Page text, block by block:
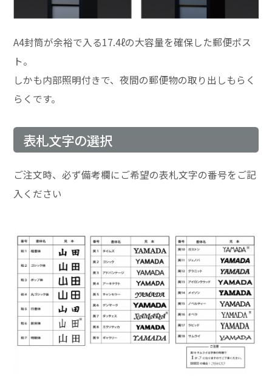
A4封筒が余裕で入る17.4ℓの大容量を確保した郵便ポス
ト。
しかも内部照明付きで、夜間の郵便物の取り出しもらく
らくです。
表札文字の選択
ご注文時、必ず備考欄にご希望の表札文字の番号をご記
入ください